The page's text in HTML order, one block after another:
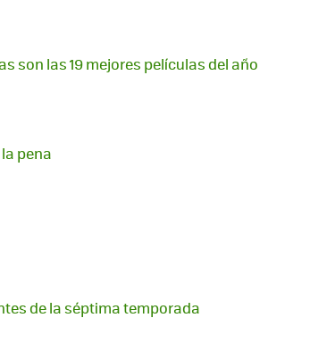
son las 19 mejores películas del año
pena
de la séptima temporada